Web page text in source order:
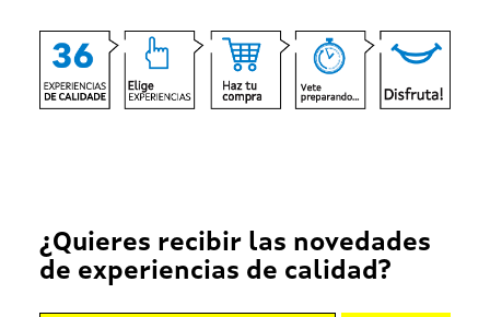
¿Quieres recibir las novedades
de experiencias de calidad?